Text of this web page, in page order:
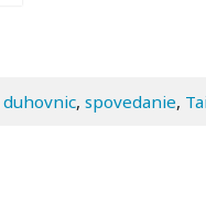
duhovnic, spovedanie,